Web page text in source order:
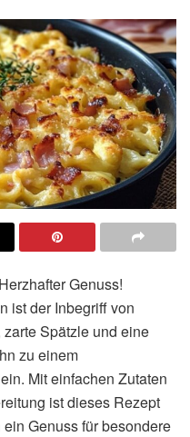
Genuss!
ist der Inbegriff von
Spätzle und eine
zu einem
Mit einfachen Zutaten
ist dieses Rezept
Genuss für besondere